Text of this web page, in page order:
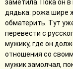
заметила. Пока он
дядька: рожа шире
обматерить. Тут
перевести с
мужику, где он
отношения со
мужик замолчал,